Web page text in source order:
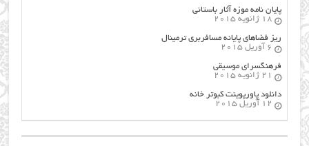
پایان نامه موزه آثار باستانی
18 ژانویه 2015
ریز فضاهای پایانه مسافربری ترمینال
6 آوریل 2015
فرهنگسراي موسيقي
21 ژانویه 2015
دانلود پاورپوینت کبوتر خانه
12 آوریل 2015